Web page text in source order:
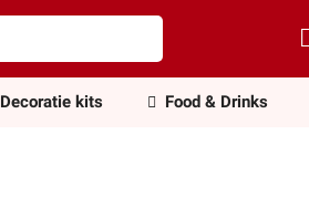
Decoratie kits Food & Drinks